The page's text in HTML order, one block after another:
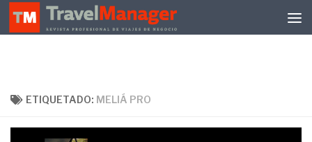
Debajo del contenido
ETIQUETADO: MELIÁ PRO